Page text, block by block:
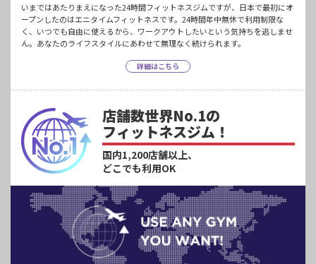
いまではあたりまえになった24時間フィットネスジムですが、日本で最初にオ
ープンしたのはエニタイムフィットネスです。24時間年中無休で利用制限な
く、いつでも自由に使えるから、ワークアウトしたいという気持ちを逃しませ
ん。あなたのライフスタイルにあわせて無理なく続けられます。
詳細はこちら
店舗数世界No.1の
フィットネスジム！
国内1,200店舗以上、
どこでも利用OK